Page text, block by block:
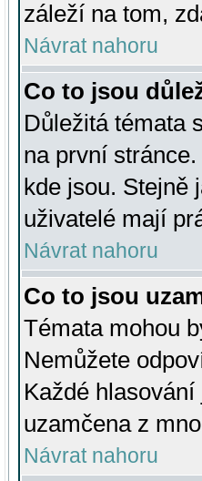
záleží na tom,
Návrat nahoru
Co to jsou
Důležitá témata
na první
kde jsou. Stejně
uživatelé mají
Návrat nahoru
Co to jsou
Témata mohou
Nemůžete
Každé
uzamčena z
Návrat nahoru